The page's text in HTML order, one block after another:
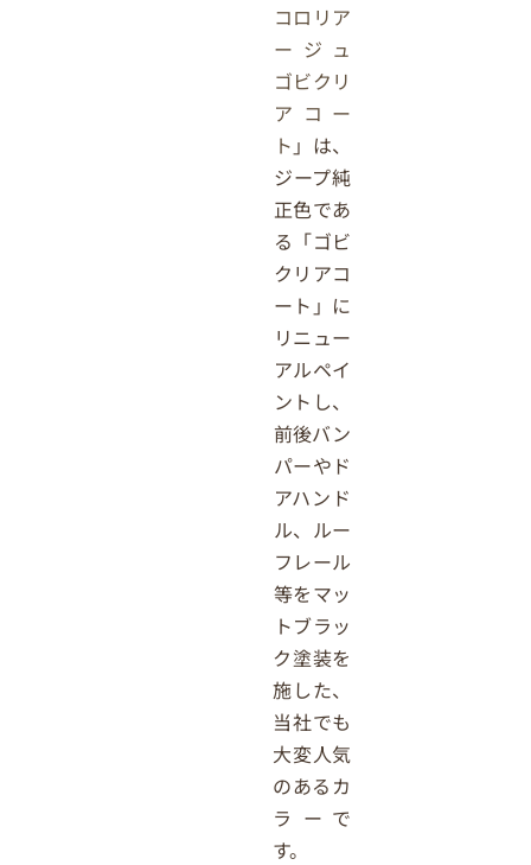
コロリア
ージュ
ゴビクリ
アコー
ト 」は、
ジープ純
正色であ
る「ゴビ
クリアコ
ート」に
リニュー
アルペイ
ントし、
前後バン
パーやド
アハンド
ル、ルー
フレール
等をマッ
トブラッ
ク塗装を
施した、
当社でも
大変人気
のあるカ
ラーで
す。